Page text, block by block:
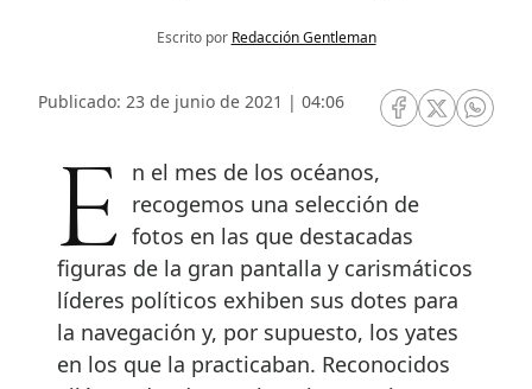
Escrito por Redacción Gentleman
Publicado: 23 de junio de 2021 | 04:06
RRSS Facebook
RRSSRRSS
En el mes de los océanos, recogemos una selección de
fotos en las que destacadas
figuras de la gran pantalla y carismáticos
líderes políticos exhiben sus dotes para
la navegación y, por supuesto, los yates
en los que la practicaban. Reconocidos